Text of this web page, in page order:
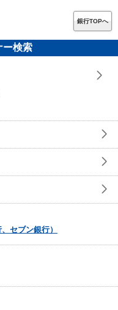
銀行TOPへ
ー検索
セブン銀行）